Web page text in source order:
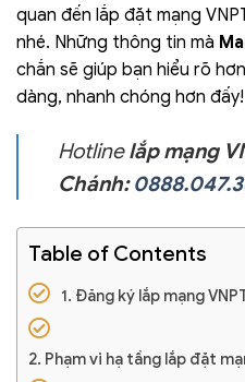
quan đến lắp đặt mạng
nhé. Những thông tin mà
chắn sẽ giúp bạn hiểu rõ
dàng, nhanh chóng hơn đấy!
Hotlinelắp mạng
Chánh:
Table of Contents
Đăng ký lắp mạng
Phạm vi hạ tầng lắp đặt